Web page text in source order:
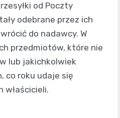
od Poczty
odebrane przez ich
do nadawcy. W
przedmiotów, które nie
lub jakichkolwiek
co roku udaje się
właścicieli.